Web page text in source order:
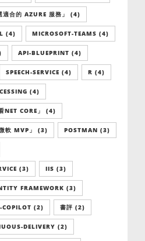
適合的 AZURE 服務」 (4)
(4) MICROSOFT-TEAMS (4)
API-BLUEPRINT (4)
SPEECH-SERVICE (4) R (4)
(4)
NET CORE」 (4)
微軟 MVP」 (3) POSTMAN (3)
(3) IIS (3)
FRAMEWORK (3)
COPILOT (2) 書評 (2)
DELIVERY (2)